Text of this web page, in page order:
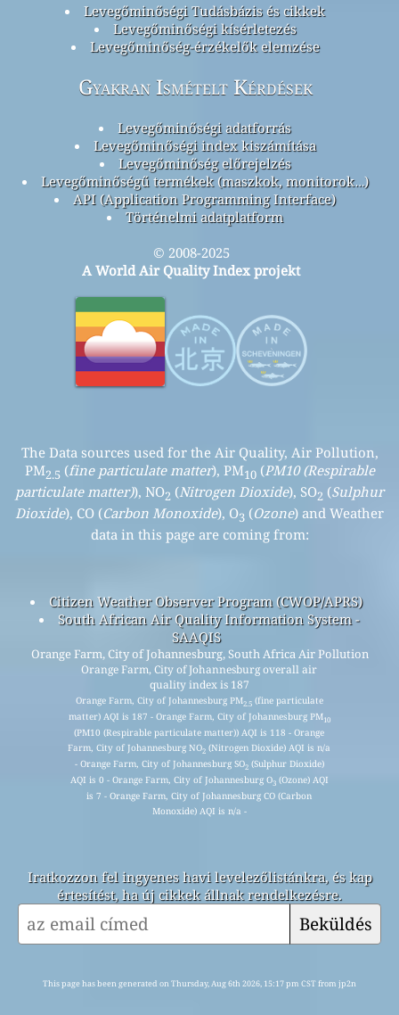
Levegőminőségi Tudásbázis és cikkek
Levegőminőségi kísérletezés
Levegőminőség-érzékelők elemzése
Gyakran Ismételt Kérdések
Levegőminőségi adatforrás
Levegőminőségi index kiszámítása
Levegőminőség előrejelzés
Levegőminőségű termékek (maszkok, monitorok…)
API (Application Programming Interface)
Történelmi adatplatform
© 2008-2025
A World Air Quality Index projekt
The Data sources used for the Air Quality, Air Pollution,
PM2.5 (fine particulate matter), PM10(PM10 (Respirable
particulate matter)), NO2 (Nitrogen Dioxide), SO2 (Sulphur
Dioxide), CO (Carbon Monoxide), O3 (Ozone) and Weather
data in this page are coming from:
Citizen Weather Observer Program (CWOP/APRS)
South African Air Quality Information System -
SAAQIS
Orange Farm, City of Johannesburg, South Africa Air Pollution
Orange Farm, City of Johannesburg overall air
quality index is 187
Orange Farm, City of Johannesburg PM2.5(fine particulate
matter) AQI is 187 - Orange Farm, City of Johannesburg PM10
(PM10 (Respirable particulate matter)) AQI is 118 - Orange
Farm, City of Johannesburg NO2 (Nitrogen Dioxide) AQI is n/a
- Orange Farm, City of Johannesburg SO2(Sulphur Dioxide)
AQI is 0 - Orange Farm, City of Johannesburg O3(Ozone) AQI
is 7 - Orange Farm, City of Johannesburg CO (Carbon
Monoxide) AQI is n/a -
Iratkozzon fel ingyenes havi levelezőlistánkra, és kap
értesítést, ha új cikkek állnak rendelkezésre.
Beküldés
This page has been generated on Thursday, Aug 6th 2026, 15:17 pm CST from jp2n